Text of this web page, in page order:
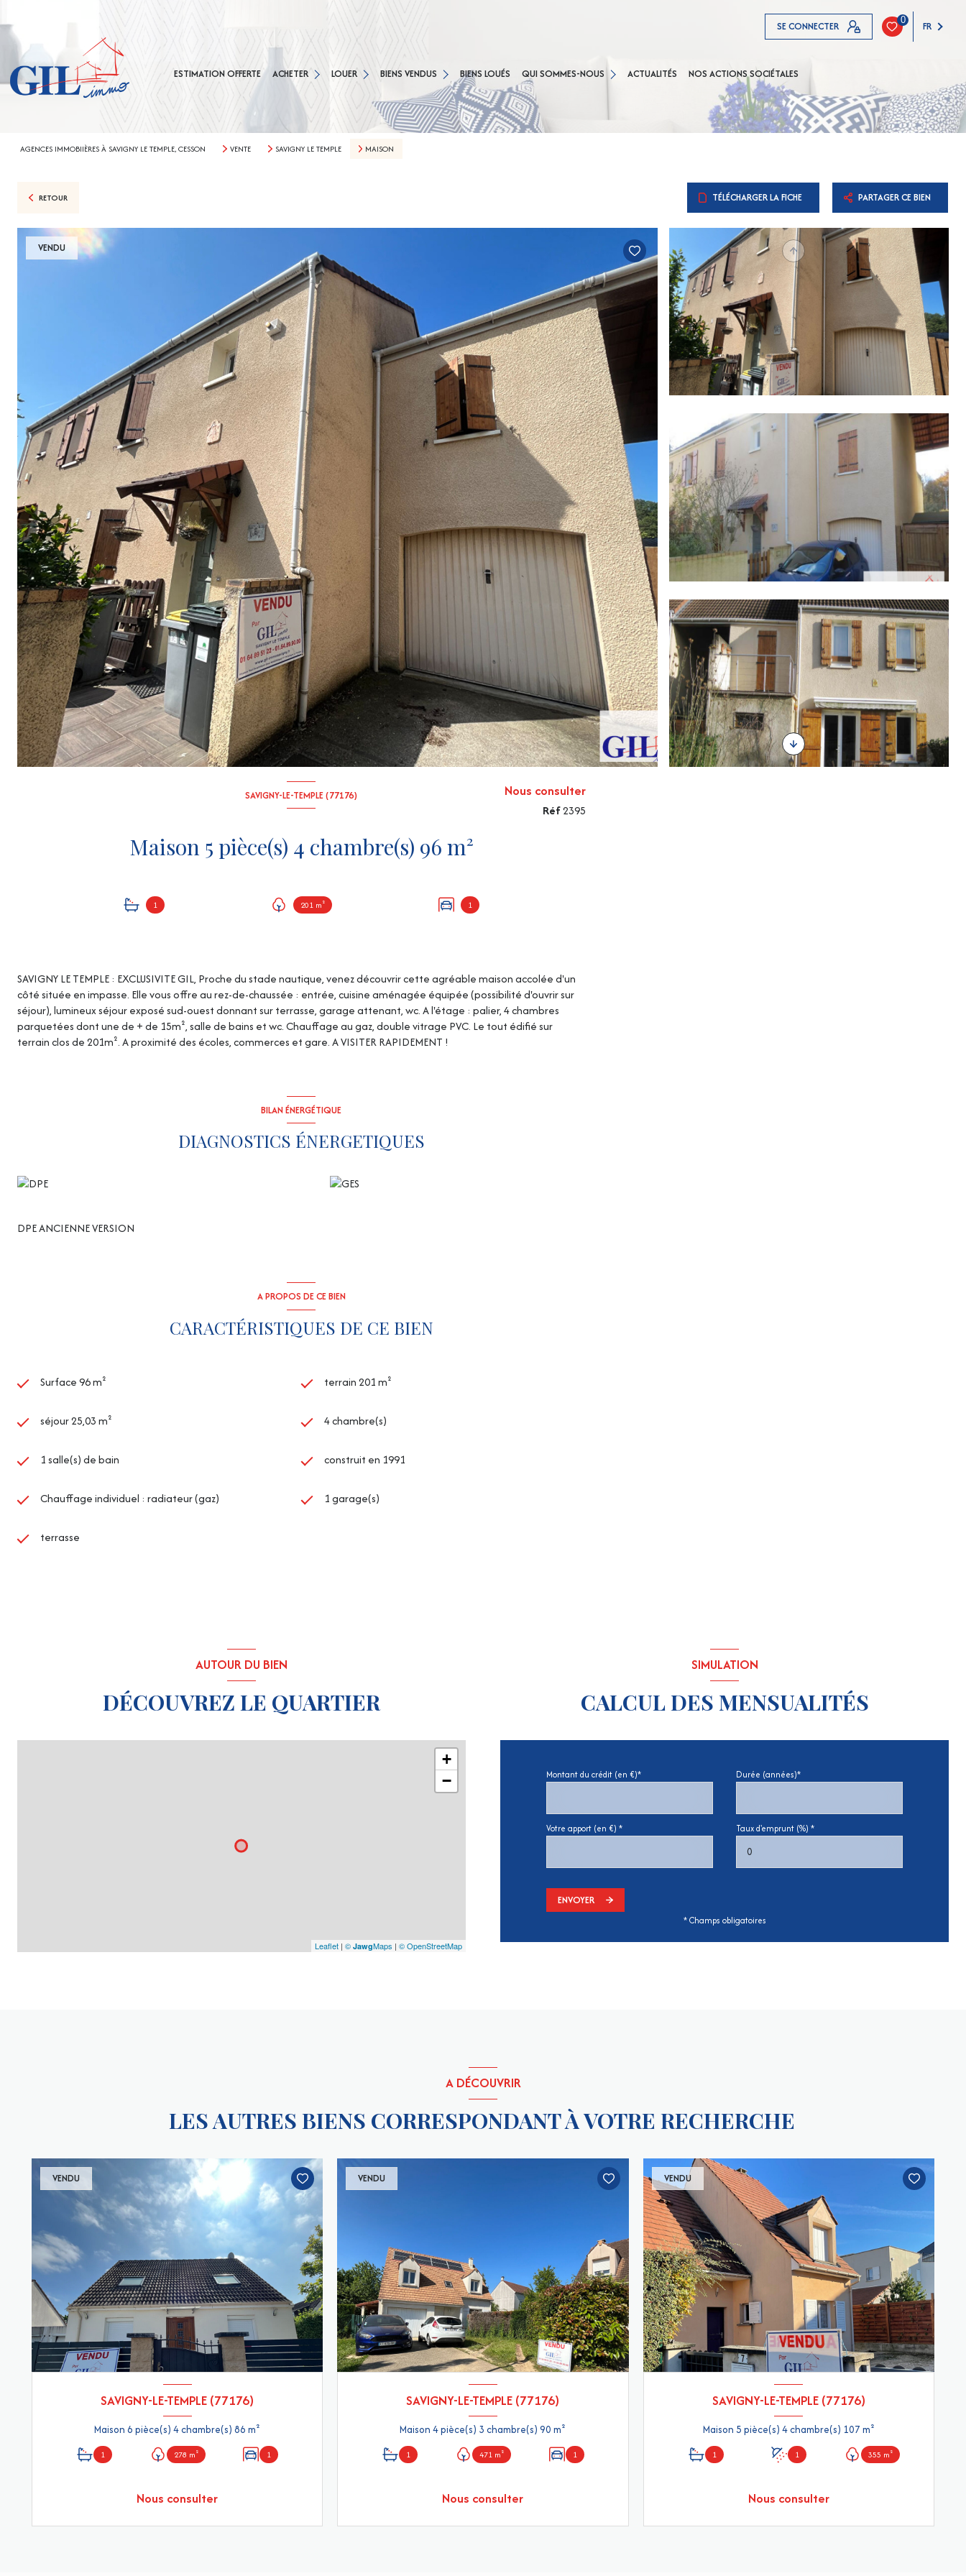
SE CONNECTER 0 FR
ESTIMATION OFFERTE ACHETER
APPARTEMENTS
TERRAINS
AGENCE CESSON
AGENCE SAVIGNY LE TEMPLE
LOUER
MAISONS
APPARTEMENTS
BIENS VENDUS
AGENCE CESSON
AGENCE SAVIGNY LE TEMPLE
BIENS LOUÉS QUI SOMMES-NOUS
CONCIERGERIE
NOS PARTENAIRES
MENTIONS LÉGALES
ACTUALITÉS NOS ACTIONS SOCIÉTALES
AGENCES IMMOBIIÈRES À SAVIGNY LE TEMPLE, CESSON VENTE SAVIGNY LE TEMPLE MAISON
RETOUR TÉLÉCHARGER LA FICHE PARTAGER CE BIEN
VENDU
SAVIGNY-LE-TEMPLE (77176)
Maison 5 pièce(s) 4 chambre(s) 96 m²
1 201 m² 1
Nous consulter
Réf2395
SAVIGNY LE TEMPLE : EXCLUSIVITE GIL, Proche du stade nautique, venez découvrir cette agréable maison accolée d'un
côté située en impasse. Elle vous offre au rez-de-chaussée : entrée, cuisine aménagée équipée (possibilité d'ouvrir sur
séjour), lumineux séjour exposé sud-ouest donnant sur terrasse, garage attenant, wc. A l'étage : palier, 4 chambres
parquetées dont une de + de 15m², salle de bains et wc. Chauffage au gaz, double vitrage PVC. Le tout édifié sur
terrain clos de 201m². A proximité des écoles, commerces et gare. A VISITER RAPIDEMENT !
BILAN ÉNERGÉTIQUE
DIAGNOSTICS ÉNERGETIQUES
DPE ANCIENNE VERSION
A PROPOS DE CE BIEN
CARACTÉRISTIQUES DE CE BIEN
Surface 96 m² terrain 201 m²
séjour 25,03 m² 4 chambre(s)
1 salle(s) de bain construit en 1991
Chauffage individuel : radiateur (gaz) 1 garage(s)
terrasse
AUTOUR DU BIEN
DÉCOUVREZ LE QUARTIER
+
−
Leaflet | © JawgMaps | © OpenStreetMap
SIMULATION
CALCUL DES MENSUALITÉS
Montant du crédit (en €)* Durée (années)*
Votre apport (en €) * Taux d'emprunt (%) *
ENVOYER
* Champs obligatoires
A DÉCOUVRIR
LES AUTRES BIENS CORRESPONDANT À VOTRE RECHERCHE
VENDU
SAVIGNY-LE-TEMPLE (77176)
Maison 6 pièce(s) 4 chambre(s) 86 m²
1 278 m² 1
Nous consulter
VOIR LE BIEN
VENDU
SAVIGNY-LE-TEMPLE (77176)
Maison 4 pièce(s) 3 chambre(s) 90 m²
1 471 m² 1
Nous consulter
VOIR LE BIEN
VENDU
SAVIGNY-LE-TEMPLE (77176)
Maison 5 pièce(s) 4 chambre(s) 107 m²
1 1 355 m²
Nous consulter
VOIR LE BIEN